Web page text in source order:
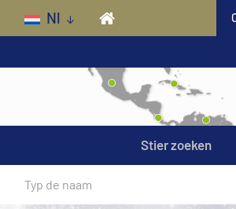
Skip to main content
Nl
Stier zoeken
Amerika